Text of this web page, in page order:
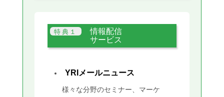
情報配信
サービス
YRIメールニュース
様々な分野のセミナー、マーケ